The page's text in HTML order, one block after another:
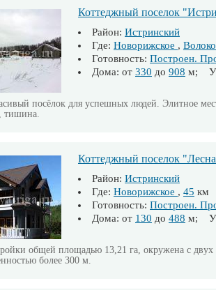
Коттеджный поселок
Район: Истринский
Где: Новорижское ,
Готовность: Построен.
Дома: от 330 до 908 м;
посёлок для успешных людей. Элитное
тишина.
Коттеджный поселок
Район: Истринский
Где: Новорижское , 45 км
Готовность: Построен.
Дома: от 130 до 488 м;
общей площадью 13,21 га, окружена с
более 300 м.